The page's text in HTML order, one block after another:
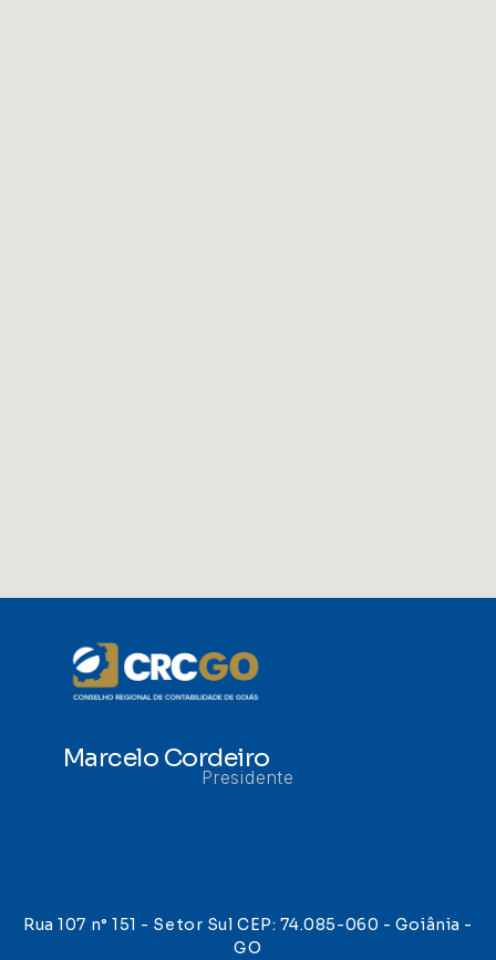
Marcelo Cordeiro
Presidente
Rua 107 n° 151 - Setor Sul CEP: 74.085-060 - Goiânia -
GO